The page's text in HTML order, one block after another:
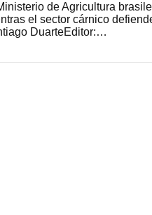
de Agricultura
el sector cárnico
DuarteEditor:…